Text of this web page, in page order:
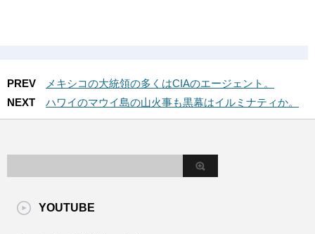
PREV
メキシコの大統領の多くはCIAのエージェント。
NEXT
ハワイのマウイ島の山火事も黒幕はイルミナティか。
YOUTUBE